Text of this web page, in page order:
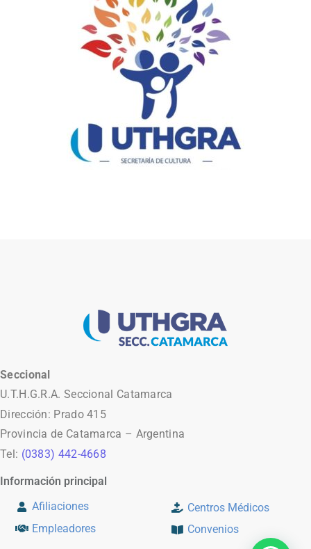
Seccional
U.T.H.G.R.A. Seccional Catamarca
Dirección: Prado 415
Provincia de Catamarca – Argentina
Tel: (0383) 442-4668
Información principal
Afiliaciones
Centros Médicos
Empleadores
Convenios